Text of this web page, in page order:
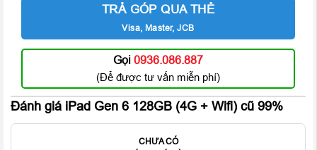
TRẢ GÓP QUA THẺ
Visa, Master, JCB
Gọi 0936.086.887
(Để được tư vấn miễn phí)
Đánh giá iPad Gen 6 128GB (4G + Wifi) cũ 99%
CHƯA CÓ